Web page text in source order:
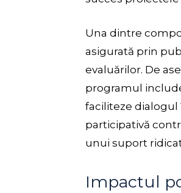
Una dintre
asigurată prin
evaluărilor. De
programul
faciliteze dialogul
participativă
unui suport
Impactul